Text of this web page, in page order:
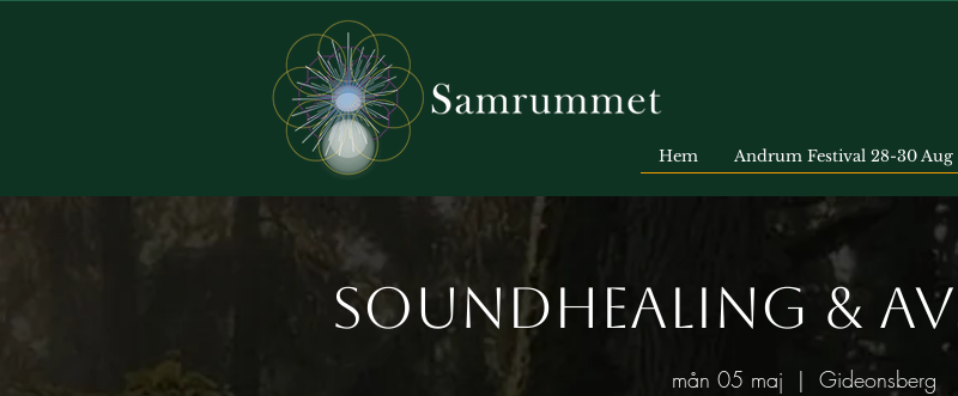
Hem Andrum Festival 28-30 Aug
Soundhealing &
mån 05 maj
  |
Gideonsberg